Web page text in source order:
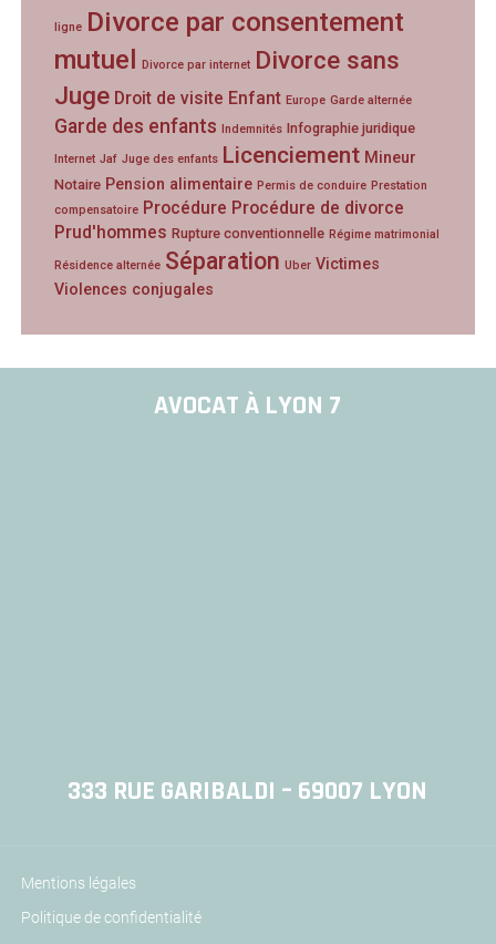
ligne Divorce par consentement
mutuel Divorce par internet Divorce sans
Juge Droit de visite Enfant Europe Garde alternée
Garde des enfants Indemnités Infographie juridique
Internet Jaf Juge des enfants Licenciement Mineur
Notaire Pension alimentaire Permis de conduire Prestation
compensatoire Procédure Procédure de divorce
Prud'hommes Rupture conventionnelle Régime matrimonial
Résidence alternée Séparation Uber Victimes
Violences conjugales
AVOCAT À LYON 7
333 RUE GARIBALDI – 69007 LYON
Mentions légales
Politique de confidentialité